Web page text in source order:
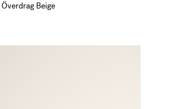
Beige